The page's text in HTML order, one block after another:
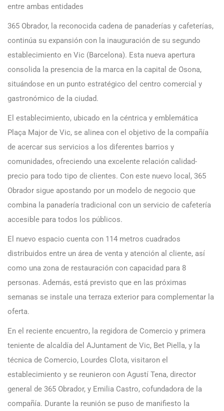
entre ambas entidades
365 Obrador, la reconocida cadena de panaderías y cafeterías,
continúa su expansión con la inauguración de su segundo
establecimiento en Vic (Barcelona). Esta nueva apertura
consolida la presencia de la marca en la capital de Osona,
situándose en un punto estratégico del centro comercial y
gastronómico de la ciudad.
El establecimiento, ubicado en la céntrica y emblemática
Plaça Major de Vic, se alinea con el objetivo de la compañía
de acercar sus servicios a los diferentes barrios y
comunidades, ofreciendo una excelente relación calidad-
precio para todo tipo de clientes. Con este nuevo local, 365
Obrador sigue apostando por un modelo de negocio que
combina la panadería tradicional con un servicio de cafetería
accesible para todos los públicos.
El nuevo espacio cuenta con 114 metros cuadrados
distribuidos entre un área de venta y atención al cliente, así
como una zona de restauración con capacidad para 8
personas. Además, está previsto que en las próximas
semanas se instale una terraza exterior para complementar la
oferta.
En el reciente encuentro, la regidora de Comercio y primera
teniente de alcaldía del AJuntament de Vic, Bet Piella, y la
técnica de Comercio, Lourdes Clota, visitaron el
establecimiento y se reunieron con Agustí Tena, director
general de 365 Obrador, y Emilia Castro, cofundadora de la
compañía. Durante la reunión se puso de manifiesto la